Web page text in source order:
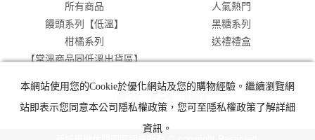
所有商品
人氣熱門
饅頭系列【低溫】
黑糖系列
柑橘系列
送禮禮盒
【常溫商品同低溫出貨區】
本網站使用您的Cookie於優化網站及您的購物經驗。繼續瀏覽網
站即表示您同意本公司隱私權政策，您可至隱私權政策了解詳細
資訊。